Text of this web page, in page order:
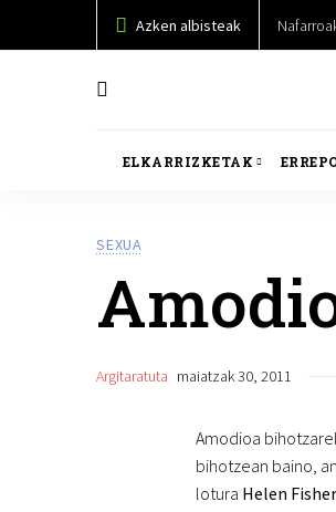
Azken albisteak
ELKARRIZKETAK
SEXUA
Argitaratuta maiatzak 30, 2011
Amodioa
bihotzean baino,
lotura Helen Fisher